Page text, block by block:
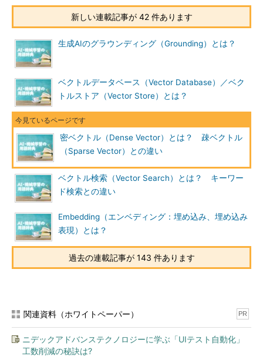
新しい連載記事が 42 件あります
生成AIのグラウンディング（Grounding）とは？
ベクトルデータベース（Vector Database）／ベク
トルストア（Vector Store）とは？
密ベクトル（Dense Vector）とは？ 疎ベクトル
（Sparse Vector）との違い
ベクトル検索（Vector Search）とは？ キーワー
ド検索との違い
Embedding（エンベディング：埋め込み、埋め込み
表現）とは？
過去の連載記事が 143 件あります
関連資料（ホワイトペーパー） PR
ニデックアドバンステクノロジーに学ぶ「UIテスト自動化」
工数削減の秘訣は?